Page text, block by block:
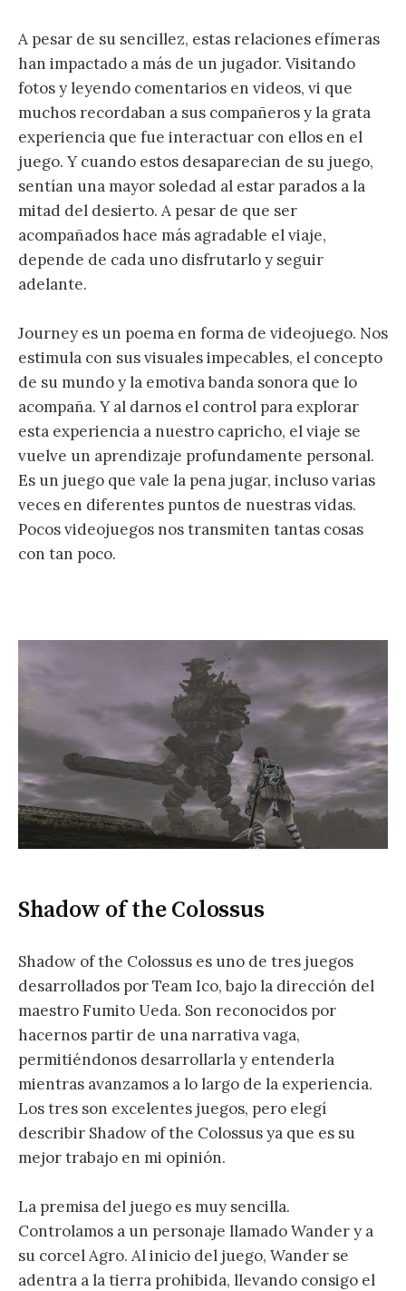
A pesar de su sencillez, estas relaciones efímeras
han impactado a más de un jugador. Visitando
fotos y leyendo comentarios en videos, vi que
muchos recordaban a sus compañeros y la grata
experiencia que fue interactuar con ellos en el
juego. Y cuando estos desaparecian de su juego,
sentían una mayor soledad al estar parados a la
mitad del desierto. A pesar de que ser
acompañados hace más agradable el viaje,
depende de cada uno disfrutarlo y seguir
adelante.
Journey es un poema en forma de videojuego. Nos
estimula con sus visuales impecables, el concepto
de su mundo y la emotiva banda sonora que lo
acompaña. Y al darnos el control para explorar
esta experiencia a nuestro capricho, el viaje se
vuelve un aprendizaje profundamente personal.
Es un juego que vale la pena jugar, incluso varias
veces en diferentes puntos de nuestras vidas.
Pocos videojuegos nos transmiten tantas cosas
con tan poco.
Shadow of the Colossus
Shadow of the Colossus es uno de tres juegos
desarrollados por Team Ico, bajo la dirección del
maestro Fumito Ueda. Son reconocidos por
hacernos partir de una narrativa vaga,
permitiéndonos desarrollarla y entenderla
mientras avanzamos a lo largo de la experiencia.
Los tres son excelentes juegos, pero elegí
describir Shadow of the Colossus ya que es su
mejor trabajo en mi opinión.
La premisa del juego es muy sencilla.
Controlamos a un personaje llamado Wander y a
su corcel Agro. Al inicio del juego, Wander se
adentra a la tierra prohibida, llevando consigo el